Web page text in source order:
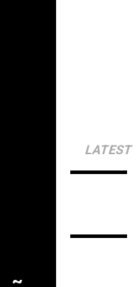
LATEST